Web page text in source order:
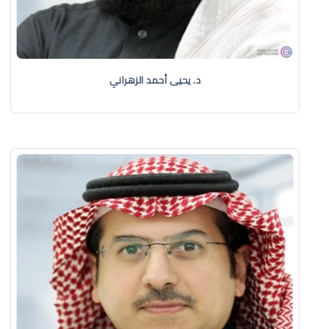
د. يحيى أحمد الزهراني